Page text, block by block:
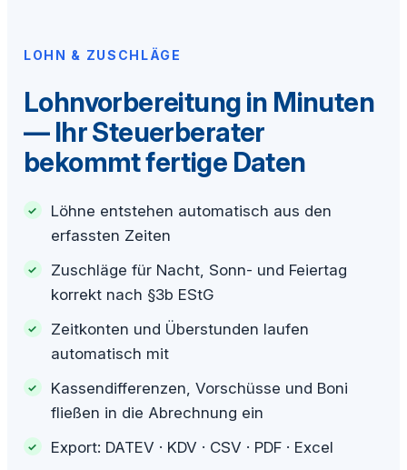
LOHN & ZUSCHLÄGE
Lohnvorbereitung in Minuten
— Ihr Steuerberater
bekommt fertige Daten
Löhne entstehen automatisch aus den
erfassten Zeiten
Zuschläge für Nacht, Sonn- und Feiertag
korrekt nach §3b EStG
Zeitkonten und Überstunden laufen
automatisch mit
Kassendifferenzen, Vorschüsse und Boni
fließen in die Abrechnung ein
Export: DATEV · KDV · CSV · PDF · Excel